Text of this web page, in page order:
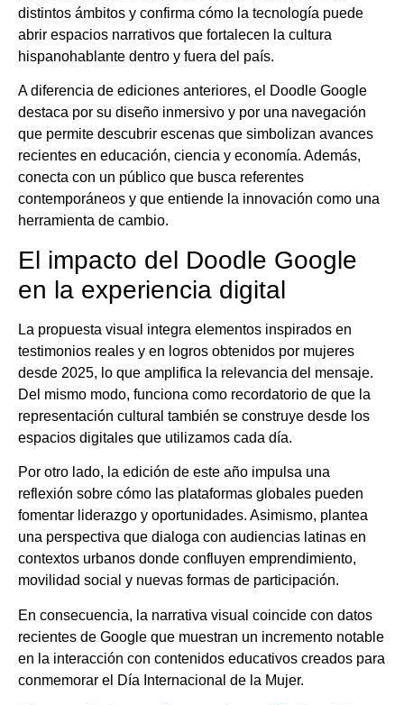
distintos ámbitos y confirma cómo la tecnología puede
abrir espacios narrativos que fortalecen la cultura
hispanohablante dentro y fuera del país.
A diferencia de ediciones anteriores, el Doodle Google
destaca por su diseño inmersivo y por una navegación
que permite descubrir escenas que simbolizan avances
recientes en educación, ciencia y economía. Además,
conecta con un público que busca referentes
contemporáneos y que entiende la innovación como una
herramienta de cambio.
El impacto del Doodle Google
en la experiencia digital
La propuesta visual integra elementos inspirados en
testimonios reales y en logros obtenidos por mujeres
desde 2025, lo que amplifica la relevancia del mensaje.
Del mismo modo, funciona como recordatorio de que la
representación cultural también se construye desde los
espacios digitales que utilizamos cada día.
Por otro lado, la edición de este año impulsa una
reflexión sobre cómo las plataformas globales pueden
fomentar liderazgo y oportunidades. Asimismo, plantea
una perspectiva que dialoga con audiencias latinas en
contextos urbanos donde confluyen emprendimiento,
movilidad social y nuevas formas de participación.
En consecuencia, la narrativa visual coincide con datos
recientes de Google que muestran un incremento notable
en la interacción con contenidos educativos creados para
conmemorar el Día Internacional de la Mujer.